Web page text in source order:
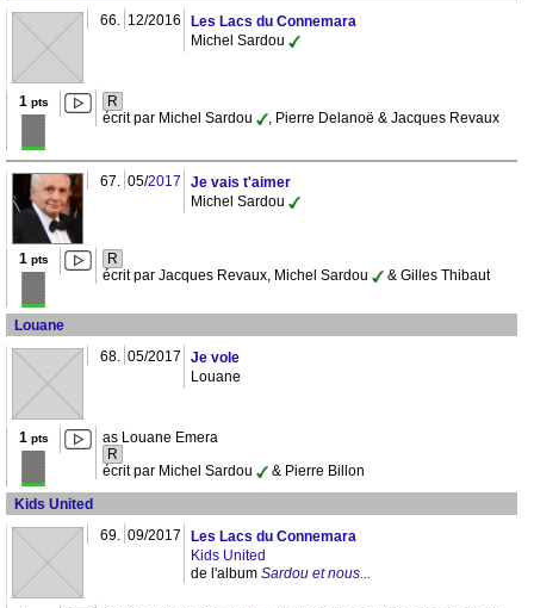
66. 12/2016
Les Lacs du Connemara
Michel Sardou
1 pts
R
écrit par Michel Sardou
, Pierre Delanoë & Jacques Revaux
67. 05/2017
Je vais t'aimer
Michel Sardou
1 pts
R
écrit par Jacques Revaux, Michel Sardou
& Gilles Thibaut
Louane
68. 05/2017
Je vole
Louane
1 pts
as Louane Emera
R
écrit par Michel Sardou
& Pierre Billon
Kids United
69. 09/2017
Les Lacs du Connemara
Kids United
de l'album Sardou et nous...